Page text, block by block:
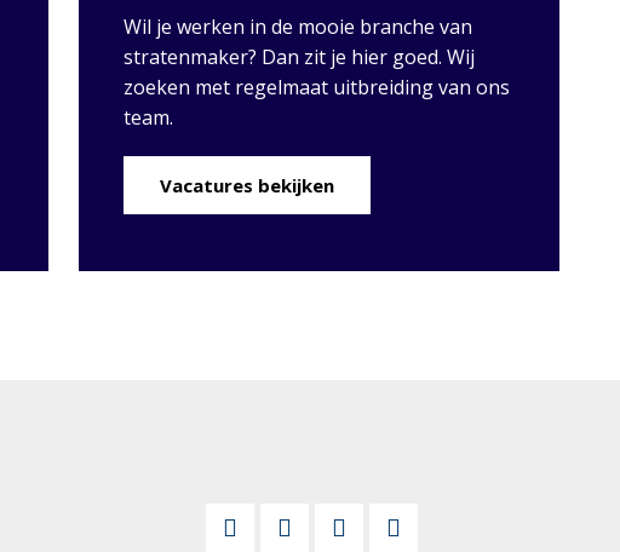
Wil je werken in de mooie branche van
stratenmaker? Dan zit je hier goed. Wij
zoeken met regelmaat uitbreiding van ons
team.
Vacatures bekijken